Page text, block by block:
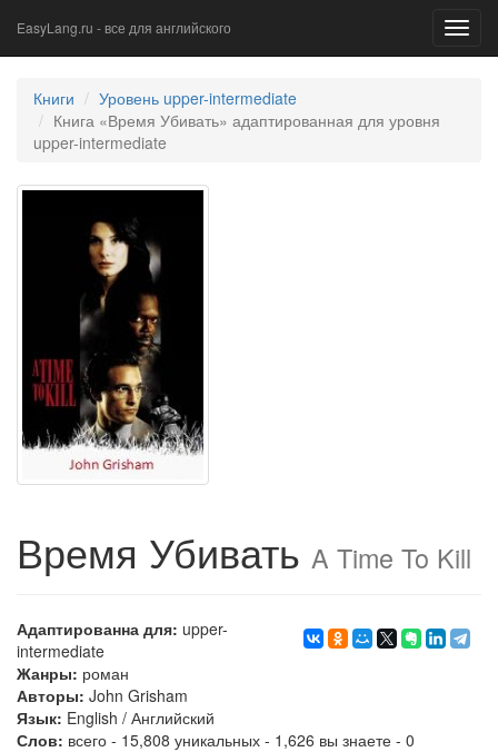
EasyLang.ru - все для английского
Книги
Уровень upper-intermediate
Книга «Время Убивать» адаптированная для уровня
upper-intermediate
Время Убивать A Time To Kill
Адаптированна для: upper-
intermediate
Жанры: роман
Авторы: John Grisham
Язык: English / Английский
Слов: всего - 15,808 уникальных - 1,626 вы знаете - 0